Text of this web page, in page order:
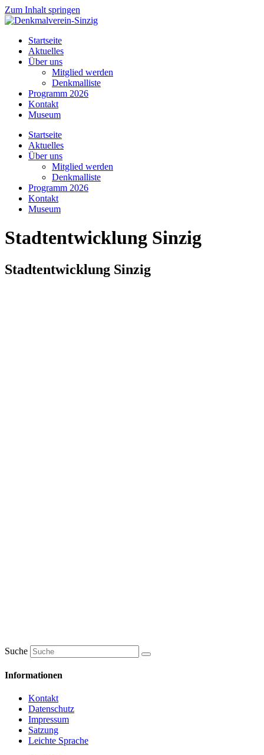
Zum Inhalt springen
Startseite
Aktuelles
Über uns
Mitglied werden
Denkmalliste
Programm 2026
Kontakt
Museum
Startseite
Aktuelles
Über uns
Mitglied werden
Denkmalliste
Programm 2026
Kontakt
Museum
Stadtentwicklung Sinzig
Stadtentwicklung Sinzig
Suche
Informationen
Kontakt
Datenschutz
Impressum
Satzung
Leichte Sprache